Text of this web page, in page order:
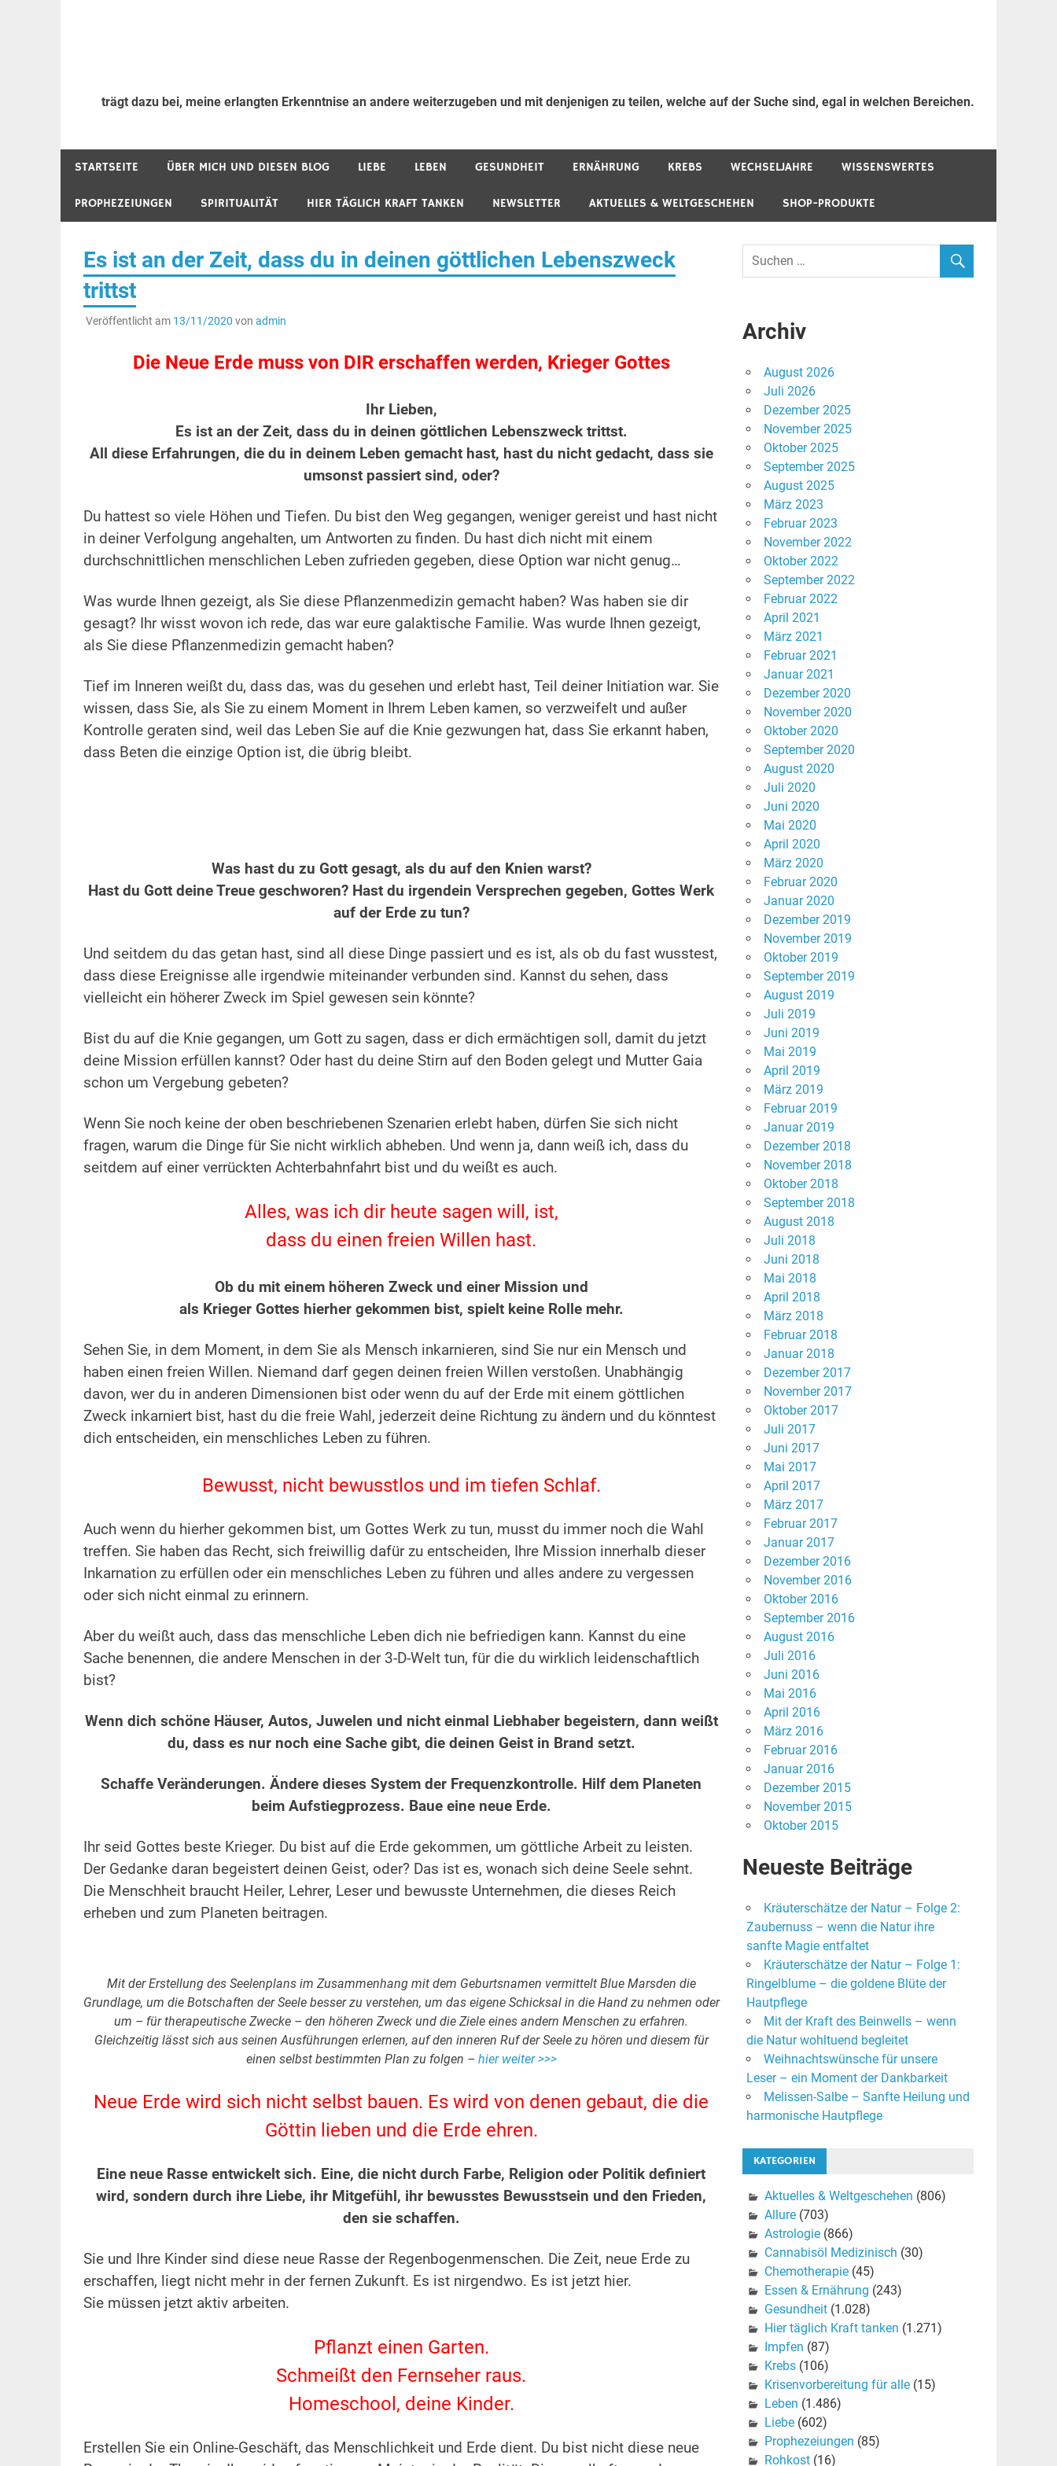
trägt dazu bei, meine erlangten Erkenntnise an andere weiterzugeben und mit denjenigen zu teilen, welche auf der Suche sind, egal in welchen Bereichen.
STARTSEITE ÜBER MICH UND DIESEN BLOG LIEBE LEBEN GESUNDHEIT ERNÄHRUNG KREBS WECHSELJAHRE WISSENSWERTES
PROPHEZEIUNGEN SPIRITUALITÄT HIER TÄGLICH KRAFT TANKEN NEWSLETTER AKTUELLES & WELTGESCHEHEN SHOP-PRODUKTE
Es ist an der Zeit, dass du in deinen göttlichen Lebenszweck
trittst
Veröffentlicht am 13/11/2020 von admin
Die Neue Erde muss von DIR erschaffen werden, Krieger Gottes
Ihr Lieben,
Es ist an der Zeit, dass du in deinen göttlichen Lebenszweck trittst.
All diese Erfahrungen, die du in deinem Leben gemacht hast, hast du nicht gedacht, dass sie
umsonst passiert sind, oder?
Du hattest so viele Höhen und Tiefen. Du bist den Weg gegangen, weniger gereist und hast nicht
in deiner Verfolgung angehalten, um Antworten zu finden. Du hast dich nicht mit einem
durchschnittlichen menschlichen Leben zufrieden gegeben, diese Option war nicht genug…
Was wurde Ihnen gezeigt, als Sie diese Pflanzenmedizin gemacht haben? Was haben sie dir
gesagt? Ihr wisst wovon ich rede, das war eure galaktische Familie. Was wurde Ihnen gezeigt,
als Sie diese Pflanzenmedizin gemacht haben?
Tief im Inneren weißt du, dass das, was du gesehen und erlebt hast, Teil deiner Initiation war. Sie
wissen, dass Sie, als Sie zu einem Moment in Ihrem Leben kamen, so verzweifelt und außer
Kontrolle geraten sind, weil das Leben Sie auf die Knie gezwungen hat, dass Sie erkannt haben,
dass Beten die einzige Option ist, die übrig bleibt.
Was hast du zu Gott gesagt, als du auf den Knien warst?
Hast du Gott deine Treue geschworen? Hast du irgendein Versprechen gegeben, Gottes Werk
auf der Erde zu tun?
Und seitdem du das getan hast, sind all diese Dinge passiert und es ist, als ob du fast wusstest,
dass diese Ereignisse alle irgendwie miteinander verbunden sind. Kannst du sehen, dass
vielleicht ein höherer Zweck im Spiel gewesen sein könnte?
Bist du auf die Knie gegangen, um Gott zu sagen, dass er dich ermächtigen soll, damit du jetzt
deine Mission erfüllen kannst? Oder hast du deine Stirn auf den Boden gelegt und Mutter Gaia
schon um Vergebung gebeten?
Wenn Sie noch keine der oben beschriebenen Szenarien erlebt haben, dürfen Sie sich nicht
fragen, warum die Dinge für Sie nicht wirklich abheben. Und wenn ja, dann weiß ich, dass du
seitdem auf einer verrückten Achterbahnfahrt bist und du weißt es auch.
Alles, was ich dir heute sagen will, ist,
dass du einen freien Willen hast.
Ob du mit einem höheren Zweck und einer Mission und
als Krieger Gottes hierher gekommen bist, spielt keine Rolle mehr.
Sehen Sie, in dem Moment, in dem Sie als Mensch inkarnieren, sind Sie nur ein Mensch und
haben einen freien Willen. Niemand darf gegen deinen freien Willen verstoßen. Unabhängig
davon, wer du in anderen Dimensionen bist oder wenn du auf der Erde mit einem göttlichen
Zweck inkarniert bist, hast du die freie Wahl, jederzeit deine Richtung zu ändern und du könntest
dich entscheiden, ein menschliches Leben zu führen.
Bewusst, nicht bewusstlos und im tiefen Schlaf.
Auch wenn du hierher gekommen bist, um Gottes Werk zu tun, musst du immer noch die Wahl
treffen. Sie haben das Recht, sich freiwillig dafür zu entscheiden, Ihre Mission innerhalb dieser
Inkarnation zu erfüllen oder ein menschliches Leben zu führen und alles andere zu vergessen
oder sich nicht einmal zu erinnern.
Aber du weißt auch, dass das menschliche Leben dich nie befriedigen kann. Kannst du eine
Sache benennen, die andere Menschen in der 3-D-Welt tun, für die du wirklich leidenschaftlich
bist?
Wenn dich schöne Häuser, Autos, Juwelen und nicht einmal Liebhaber begeistern, dann weißt
du, dass es nur noch eine Sache gibt, die deinen Geist in Brand setzt.
Schaffe Veränderungen. Ändere dieses System der Frequenzkontrolle. Hilf dem Planeten
beim Aufstiegprozess. Baue eine neue Erde.
Ihr seid Gottes beste Krieger. Du bist auf die Erde gekommen, um göttliche Arbeit zu leisten.
Der Gedanke daran begeistert deinen Geist, oder? Das ist es, wonach sich deine Seele sehnt.
Die Menschheit braucht Heiler, Lehrer, Leser und bewusste Unternehmen, die dieses Reich
erheben und zum Planeten beitragen.
Mit der Erstellung des Seelenplans im Zusammenhang mit dem Geburtsnamen vermittelt Blue Marsden die
Grundlage, um die Botschaften der Seele besser zu verstehen, um das eigene Schicksal in die Hand zu nehmen oder
um – für therapeutische Zwecke – den höheren Zweck und die Ziele eines andern Menschen zu erfahren.
Gleichzeitig lässt sich aus seinen Ausführungen erlernen, auf den inneren Ruf der Seele zu hören und diesem für
einen selbst bestimmten Plan zu folgen – hier weiter >>>
Neue Erde wird sich nicht selbst bauen. Es wird von denen gebaut, die die
Göttin lieben und die Erde ehren.
Eine neue Rasse entwickelt sich. Eine, die nicht durch Farbe, Religion oder Politik definiert
wird, sondern durch ihre Liebe, ihr Mitgefühl, ihr bewusstes Bewusstsein und den Frieden,
den sie schaffen.
Sie und Ihre Kinder sind diese neue Rasse der Regenbogenmenschen. Die Zeit, neue Erde zu
erschaffen, liegt nicht mehr in der fernen Zukunft. Es ist nirgendwo. Es ist jetzt hier.
Sie müssen jetzt aktiv arbeiten.
Pflanzt einen Garten.
Schmeißt den Fernseher raus.
Homeschool, deine Kinder.
Erstellen Sie ein Online-Geschäft, das Menschlichkeit und Erde dient. Du bist nicht diese neue
Archiv
August 2026
Juli 2026
Dezember 2025
November 2025
Oktober 2025
September 2025
August 2025
März 2023
Februar 2023
November 2022
Oktober 2022
September 2022
Februar 2022
April 2021
März 2021
Februar 2021
Januar 2021
Dezember 2020
November 2020
Oktober 2020
September 2020
August 2020
Juli 2020
Juni 2020
Mai 2020
April 2020
März 2020
Februar 2020
Januar 2020
Dezember 2019
November 2019
Oktober 2019
September 2019
August 2019
Juli 2019
Juni 2019
Mai 2019
April 2019
März 2019
Februar 2019
Januar 2019
Dezember 2018
November 2018
Oktober 2018
September 2018
August 2018
Juli 2018
Juni 2018
Mai 2018
April 2018
März 2018
Februar 2018
Januar 2018
Dezember 2017
November 2017
Oktober 2017
Juli 2017
Juni 2017
Mai 2017
April 2017
März 2017
Februar 2017
Januar 2017
Dezember 2016
November 2016
Oktober 2016
September 2016
August 2016
Juli 2016
Juni 2016
Mai 2016
April 2016
März 2016
Februar 2016
Januar 2016
Dezember 2015
November 2015
Oktober 2015
Neueste Beiträge
Kräuterschätze der Natur – Folge 2:
Zaubernuss – wenn die Natur ihre
sanfte Magie entfaltet
Kräuterschätze der Natur – Folge 1:
Ringelblume – die goldene Blüte der
Hautpflege
Mit der Kraft des Beinwells – wenn
die Natur wohltuend begleitet
Weihnachtswünsche für unsere
Leser – ein Moment der Dankbarkeit
Melissen-Salbe – Sanfte Heilung und
harmonische Hautpflege
KATEGORIEN
Aktuelles & Weltgeschehen (806)
Allure(703)
Astrologie(866)
Cannabisöl Medizinisch (30)
Chemotherapie(45)
Essen & Ernährung (243)
Gesundheit(1.028)
Hier täglich Kraft tanken (1.271)
Impfen (87)
Krebs(106)
Krisenvorbereitung für alle(15)
Leben (1.486)
Liebe(602)
Prophezeiungen (85)
Rohkost(16)